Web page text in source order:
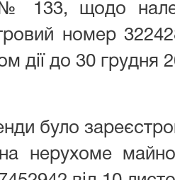
133, щодо
номер
дії до 30 грудня
було
нерухоме